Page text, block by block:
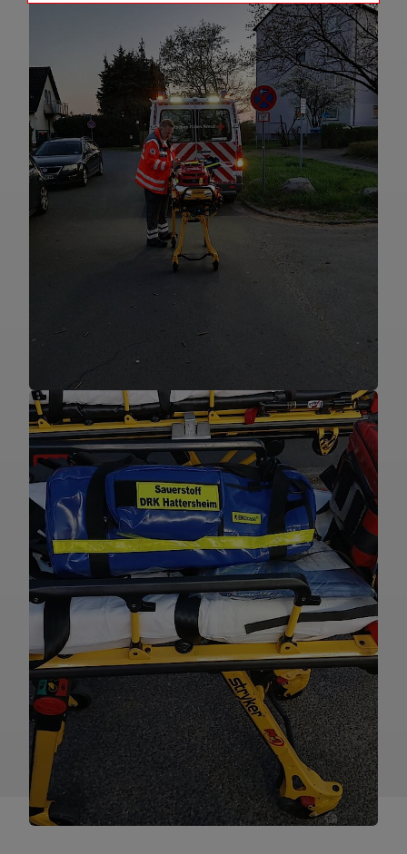
Matomo Tracking Cookies
Anbieter
Matomo
Zweck
Cookie, die zur Website-Analyse
verwendet werden. Erzeugt statistische
Daten darüber, wie der Besucher die
Website nutzt.
Cookie Name
_pk_id,_pk_ref
Cookie Laufzeit
2 Jahre
Infos schließen